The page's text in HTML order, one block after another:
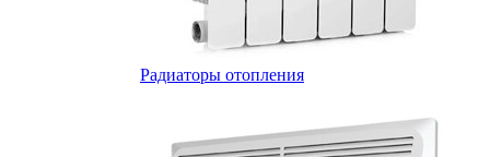
Радиаторы отопления